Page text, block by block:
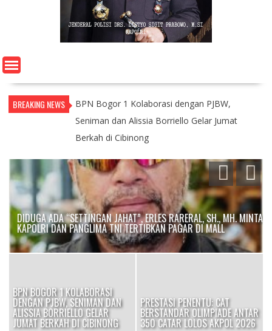
BREAKING NEWS
BPN Bogor 1 Kolaborasi dengan PJBW,
Seniman dan Alissia Borriello Gelar Jumat
Berkah di Cibinong
DIDUGA ADA “SETTINGAN JAHAT”, ERLES RARERAL, SH., MH. MINTA
KAPOLRI DAN PANGLIMA TNI TERTIBKAN PAGAR DI MALL
BPN BOGOR 1 KOLABORASI
DENGAN PJBW, SENIMAN DAN
ALISSIA BORRIELLO GELAR
JUMAT BERKAH DI CIBINONG
PRESTASI PENENTU: CAT
BERSTANDAR OLIMPIADE ANTAR
350 CATAR LOLOS AKPOL 2026